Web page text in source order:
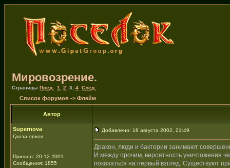
Мировозрение.
Страницы Пред. 1 2 3 4 След.
Список форумов -> Флейм
Автор
Supernova
Гроза орков
Пришел: 20.12.2001
Сообщения: 1855
Добавлено: 18 августа 2002, 21:49
Дракон, люди и бактерии занимают
И между прочим, вероятность уничтожения
показаться на первый взгляд. Существуют